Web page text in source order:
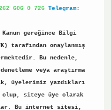
606 0 726 Telegram:
gereğince Bilgi
tarafından onaylanmış
Bu nedenle,
veya araştırma
üyelerimiz yazdıkları
olup, siteye üye olarak
Bu internet sitesi,